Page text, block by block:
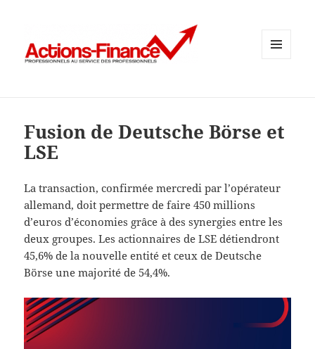
Fusion de Deutsche Börse et
LSE
La transaction, confirmée mercredi par l’opérateur
allemand, doit permettre de faire 450 millions
d’euros d’économies grâce à des synergies entre les
deux groupes. Les actionnaires de LSE détiendront
45,6% de la nouvelle entité et ceux de Deutsche
Börse une majorité de 54,4%.